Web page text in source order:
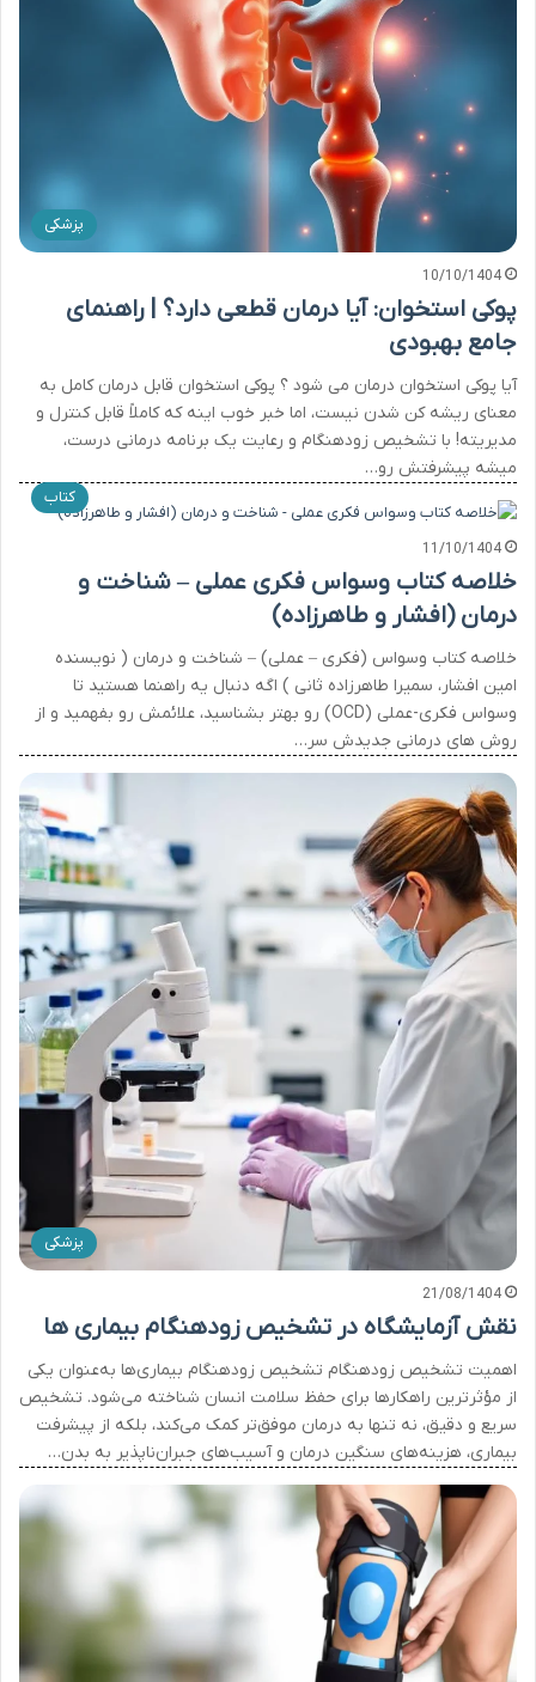
پزشکی
10/10/1404
پوکی استخوان: آیا درمان قطعی دارد؟ | راهنمای
جامع بهبودی
آیا پوکی استخوان درمان می شود ؟ پوکی استخوان قابل درمان کامل به
معنای ریشه کن شدن نیست، اما خبر خوب اینه که کاملاً قابل کنترل و
مدیریته! با تشخیص زودهنگام و رعایت یک برنامه درمانی درست،
میشه پیشرفتش رو…
کتاب
11/10/1404
خلاصه کتاب وسواس فکری عملی – شناخت و
درمان (افشار و طاهرزاده)
خلاصه کتاب وسواس (فکری – عملی) – شناخت و درمان ( نویسنده
امین افشار، سمیرا طاهرزاده ثانی ) اگه دنبال یه راهنما هستید تا
وسواس فکری-عملی (OCD) رو بهتر بشناسید، علائمش رو بفهمید و از
روش های درمانی جدیدش سر…
پزشکی
21/08/1404
نقش آزمایشگاه در تشخیص زودهنگام بیماری ها
اهمیت تشخیص زودهنگام تشخیص زودهنگام بیماری‌ها به‌عنوان یکی
از مؤثرترین راهکارها برای حفظ سلامت انسان شناخته می‌شود. تشخیص
سریع و دقیق، نه تنها به درمان موفق‌تر کمک می‌کند، بلکه از پیشرفت
بیماری، هزینه‌های سنگین درمان و آسیب‌های جبران‌ناپذیر به بدن…